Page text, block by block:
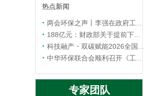
中华环保联合会关于召开“2…
第二轮通知|中华环保联合会…
关于开展2026年度中华环…
中华环保联合会关于《耐盐反…
中华环保联合会关于征集20…
热点新闻
两会环保之声丨李强在政府工作报告中提出，加快推动全面绿色转型
188亿元：财政部关于提前下达2026年水污染防治资金预算的通知
科技融产・双碳赋能2026全国水科技大会在杭州圆满举办
中华环保联合会顺利召开《工业循环水智慧化运行维护指南 总则》等四项团体标准立项评审会
专家团队